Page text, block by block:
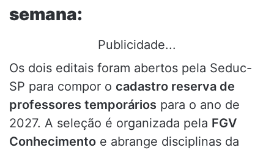
semana:
Publicidade...
Os dois editais foram abertos pela Seduc-
SP para compor o cadastro reserva de
professores temporários para o ano de
2027. A seleção é organizada pela FGV
Conhecimento e abrange disciplinas da